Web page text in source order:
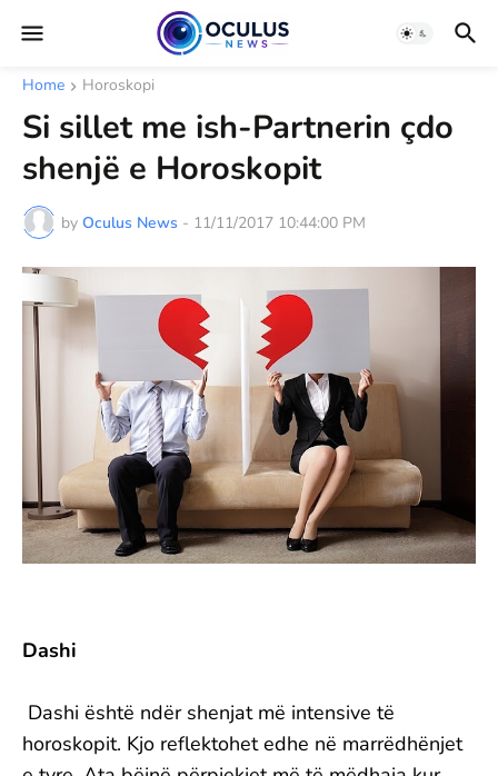
Home Horoskopi
Si sillet me ish-Partnerin çdo
shenjë e Horoskopit
by Oculus News - 11/11/2017 10:44:00 PM
Dashi
Dashi është ndër shenjat më intensive të
horoskopit. Kjo reflektohet edhe në marrëdhënjet